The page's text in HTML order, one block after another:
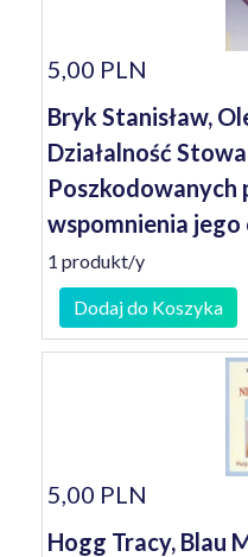
5,00 PLN
Bryk Stanisław,
Działalność
Poszkodowanych
wspomnienia jego
1 produkt/y
Dodaj do Koszyka
5,00 PLN
Hogg Tracy, Blau